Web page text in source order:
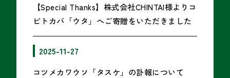
【Special Thanks】株式会社CHINTAI様よりコ
ビトカバ「ウタ」へご寄贈をいただきました
2025-11-27
コツメカワウソ「タスケ」の訃報について